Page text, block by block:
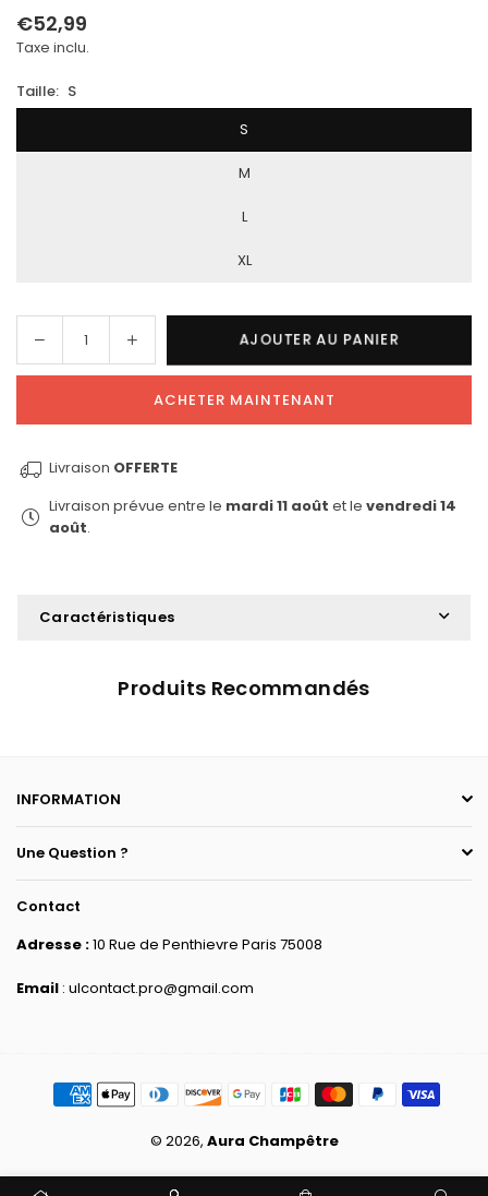
Prix
régulier
€52,99
Taxe inclu.
Taille: S
S
M
L
XL
AJOUTER AU PANIER
ACHETER MAINTENANT
Livraison OFFERTE
Livraison prévue entre le mardi 11 août et le vendredi 14
août.
Caractéristiques
Produits Recommandés
INFORMATION
Une Question ?
Contact
Adresse :10 Rue de Penthievre Paris 75008
Email : ulcontact.pro@gmail.com
© 2026, Aura Champêtre